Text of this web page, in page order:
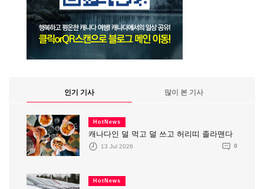
인기 기사 많이 본 기사
HotNews
캐나다인 덜 먹고 덜 쓰고 허리띠 졸라맨다
13 Jul 2026 0
HotNews